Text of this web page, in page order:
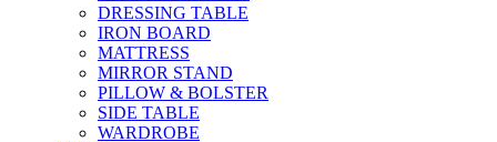
DRESSING TABLE
IRON BOARD
MATTRESS
MIRROR STAND
PILLOW & BOLSTER
SIDE TABLE
WARDROBE